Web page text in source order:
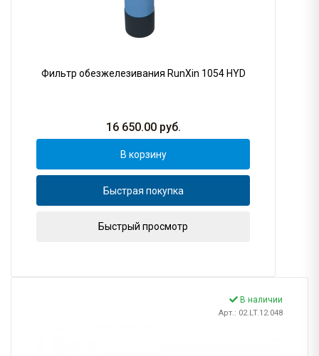
Фильтр обезжелезивания RunXin 1054 HYD
16 650.00руб.
В корзину
Быстрая покупка
Быстрый просмотр
В наличии
Арт.: 02.LT.12.048